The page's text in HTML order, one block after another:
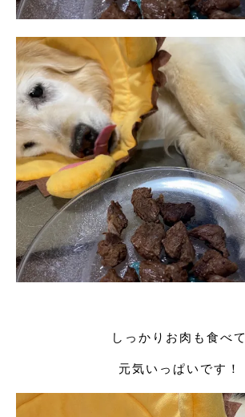
しっかりお肉も食べて
元気いっぱいです！